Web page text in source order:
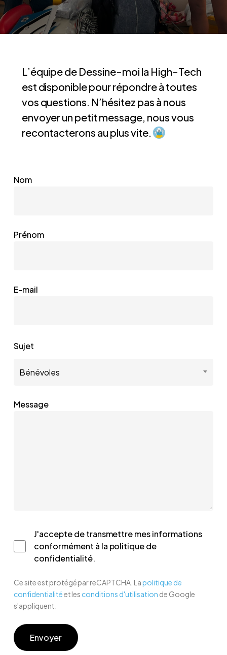
L’équipe de Dessine-moi la High-Tech
est disponible pour répondre à toutes
vos questions. N’hésitez pas à nous
envoyer un petit message, nous vous
recontacterons au plus vite.
Nom
Prénom
E-mail
Sujet
Bénévoles
Message
J'accepte de transmettre mes informations
conformément à la politique de
confidentialité.
Ce site est protégé par reCAPTCHA. Lapolitique de
confidentialitéet les conditions d'utilisation de Google
s'appliquent.